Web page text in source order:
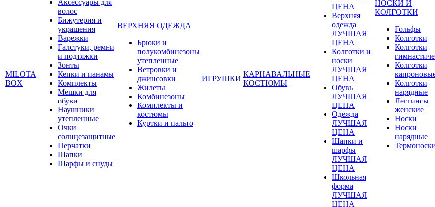
MILOTA
BOX
Аксессуары для
волос
Бижутерия и
украшения
Варежки
Галстуки, ремни
и подтяжки
Зонты
Кепки и панамы
Комплекты
Мешки для
обуви
Наушники
утепленные
Очки
солнцезащитные
Перчатки
Шапки
Шарфы и снуды
ВЕРХНЯЯ ОДЕЖДА
Брюки и
полукомбинезоны
утепленные
Ветровки и
джинсовки
Жилеты
Комбинезоны
Комплекты и
костюмы
Куртки и пальто
ИГРУШКИ
КАРНАВАЛЬНЫЕ
КОСТЮМЫ
ЦЕНА
Верхняя
одежда
ЛУЧШАЯ
ЦЕНА
Колготки и
носки
ЛУЧШАЯ
ЦЕНА
Обувь
ЛУЧШАЯ
ЦЕНА
Одежда
ЛУЧШАЯ
ЦЕНА
Шапки и
шарфы
ЛУЧШАЯ
ЦЕНА
Школьная
форма
ЛУЧШАЯ
ЦЕНА
НОСКИ И
КОЛГОТКИ
Гольфы
Колготки
Колготки
Колготки
Колготки
нарядные
Леггинсы
женские
Носки
Носки
нарядные
Термоноски